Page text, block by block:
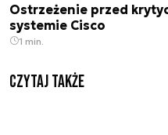
Ostrzeżenie przed
systemie Cisco
1 min.
Czytaj także